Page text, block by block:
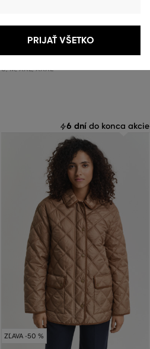
S, M, XXL, XXXL
6 dnído konca akcie
ZĽAVA -50 %
PRIJAŤ VŠETKO